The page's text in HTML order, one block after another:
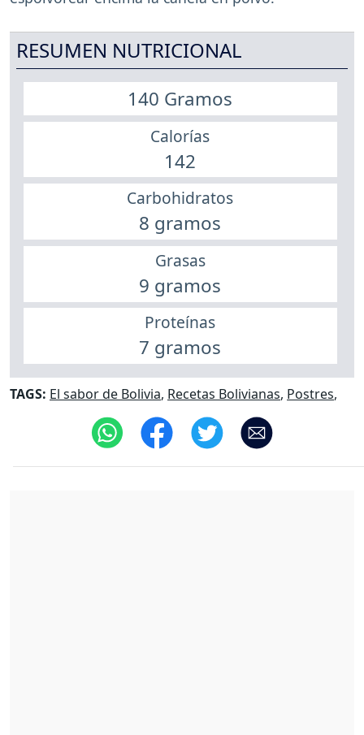
RESUMEN NUTRICIONAL
140 Gramos
Calorías
142
Carbohidratos
8 gramos
Grasas
9 gramos
Proteínas
7 gramos
TAGS: El sabor de Bolivia, Recetas Bolivianas, Postres,